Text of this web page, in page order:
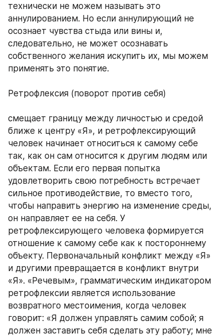
технически не можем называть это
аннулированием. Но если аннулирующий не
осознает чувства стыда или вины и,
следовательно, не может осознавать
собственного желания искупить их, мы можем
применять это понятие.
Ретрофлексия (поворот против себя)
смещает границу между личностью и средой
ближе к центру «Я», и ретрофлексирующий
человек начинает относиться к самому себе
так, как он сам относится к другим людям или
объектам. Если его первая попытка
удовлетворить свою потребность встречает
сильное противодействие, то вместо того,
чтобы направить энергию на изменение среды,
он направляет ее на себя. У
ретрофлексирующего человека формируется
отношение к самому себе как к постороннему
объекту. Первоначальный конфликт между «Я»
и другими превращается в конфликт внутри
«Я». «Речевым», грамматическим индикатором
ретрофлексии является использование
возвратного местоимения, когда человек
говорит: «Я должен управлять самим собой; я
должен заставить себя сделать эту работу; мне